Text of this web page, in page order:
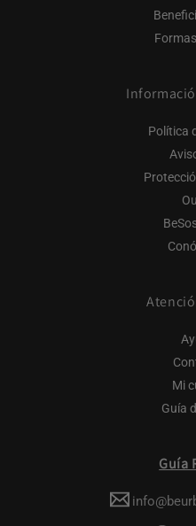
Política
Mi
Guía
Guía